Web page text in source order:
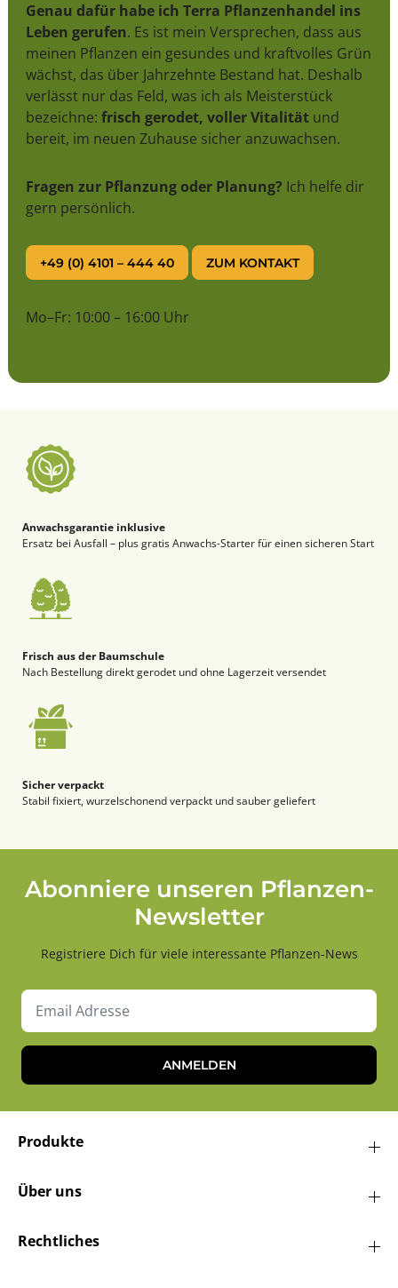
Genau dafür habe ich Terra Pflanzenhandel ins
Leben gerufen. Es ist mein Versprechen, dass aus
meinen Pflanzen ein gesundes und kraftvolles Grün
wächst, das über Jahrzehnte Bestand hat. Deshalb
verlässt nur das Feld, was ich als Meisterstück
bezeichne: frisch gerodet, voller Vitalitätund
bereit, im neuen Zuhause sicher anzuwachsen.
Fragen zur Pflanzung oder Planung? Ich helfe dir
gern persönlich.
+49 (0) 4101 – 444 40 ZUM KONTAKT
Mo–Fr: 10:00 – 16:00 Uhr
Anwachsgarantie inklusive
Ersatz bei Ausfall – plus gratis Anwachs-Starter für einen sicheren Start
Frisch aus der Baumschule
Nach Bestellung direkt gerodet und ohne Lagerzeit versendet
Sicher verpackt
Stabil fixiert, wurzelschonend verpackt und sauber geliefert
Abonniere unseren Pflanzen-
Newsletter
Registriere Dich für viele interessante Pflanzen-News
ANMELDEN
Produkte
Über uns
Rechtliches